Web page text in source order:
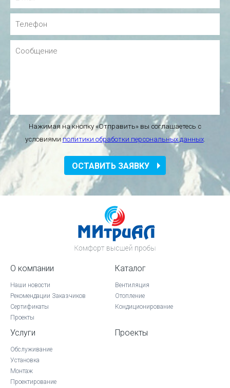
Нажимая на кнопку «Отправить» вы соглашаетесь с
условиямиполитики обработки персональных данных.
ОСТАВИТЬ ЗАЯВКУ
О компании
Наши новости
Рекомендации Заказчиков
Сертификаты
Проекты
Каталог
Вентиляция
Отопление
Кондиционирование
Услуги
Обслуживание
Установка
Монтаж
Проектирование
Проекты